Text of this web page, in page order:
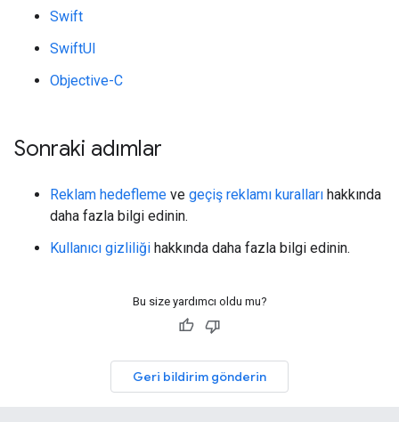
Swift
SwiftUI
Objective-C
Sonraki adımlar
Reklam hedefleme ve geçiş reklamı kuralları hakkında
daha fazla bilgi edinin.
Kullanıcı gizliliği hakkında daha fazla bilgi edinin.
Bu size yardımcı oldu mu?
Geri bildirim gönderin